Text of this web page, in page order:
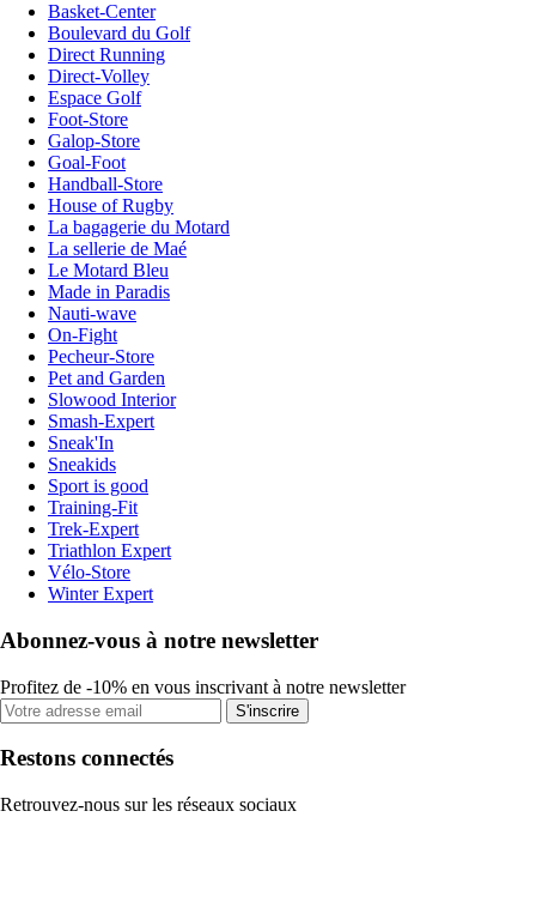
Basket-Center
Boulevard du Golf
Direct Running
Direct-Volley
Espace Golf
Foot-Store
Galop-Store
Goal-Foot
Handball-Store
House of Rugby
La bagagerie du Motard
La sellerie de Maé
Le Motard Bleu
Made in Paradis
Nauti-wave
On-Fight
Pecheur-Store
Pet and Garden
Slowood Interior
Smash-Expert
Sneak'In
Sneakids
Sport is good
Training-Fit
Trek-Expert
Triathlon Expert
Vélo-Store
Winter Expert
Abonnez-vous à notre newsletter
Profitez de -10% en vous inscrivant à notre newsletter
S'inscrire
Restons connectés
Retrouvez-nous sur les réseaux sociaux